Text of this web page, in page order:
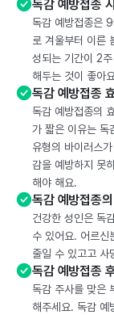
독감 예방접종
독감 예방접종은
로 겨울부터 이른
성되는 기간이 2
해두는 것이 좋아
독감 예방접종
독감 예방접종의
가 짧은 이유는 독
유형의 바이러스
감을 예방하지 못
해야 해요.
독감 예방접종
건강한 성인은 독
수 있어요. 어르
줄일 수 있고고
독감 예방접종
독감 주사를 맞은
해주세요. 독감 예